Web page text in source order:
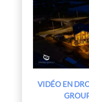
VIDÉO EN